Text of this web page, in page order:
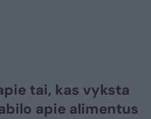
tai, kas vyksta
apie alimentus